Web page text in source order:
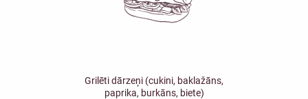
Grilēti dārzeņi (cukini, baklažāns,
paprika, burkāns, biete)